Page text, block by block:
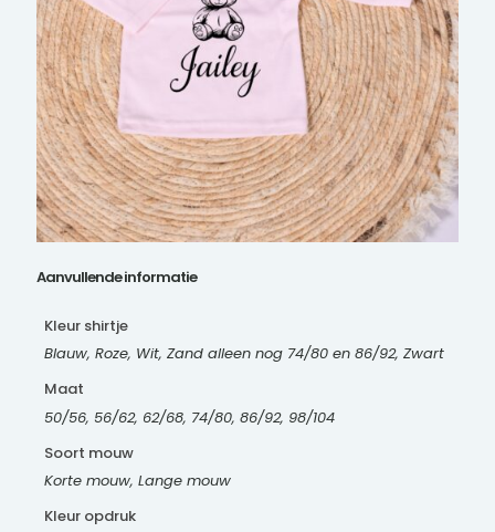
Aanvullende informatie
Kleur shirtje
Blauw, Roze, Wit, Zand alleen nog 74/80 en 86/92, Zwart
Maat
50/56, 56/62, 62/68, 74/80, 86/92, 98/104
Soort mouw
Korte mouw, Lange mouw
Kleur opdruk